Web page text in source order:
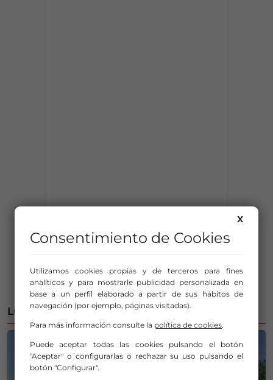
LO MÁS LEÍDO
X
Consentimiento de Cookies
Utilizamos cookies propias y de terceros para fines
analíticos y para mostrarle publicidad personalizada en
base a un perfil elaborado a partir de sus hábitos de
navegación (por ejemplo, páginas visitadas).
Para más información consulte la política de cookies.
Puede aceptar todas las cookies pulsando el botón
"Aceptar" o configurarlas o rechazar su uso pulsando el
botón "Configurar".